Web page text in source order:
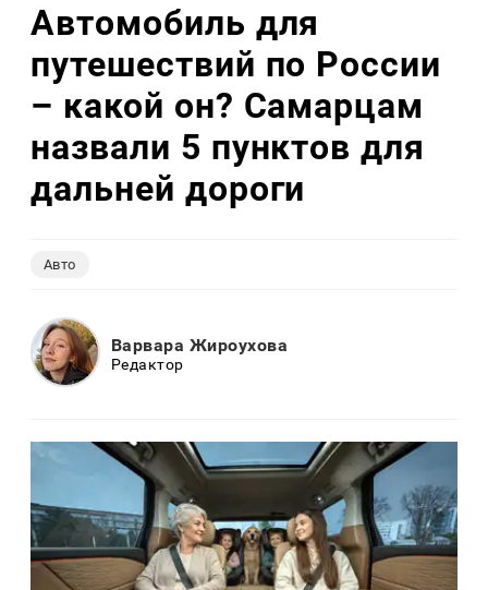
Автомобиль для
путешествий по России
– какой он? Самарцам
назвали 5 пунктов для
дальней дороги
Авто
Варвара Жироухова
Редактор